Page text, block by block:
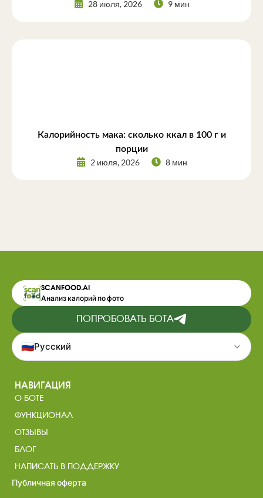
28 июля, 2026 9 мин
Калорийность мака: сколько ккал в 100 г и
порции
2 июля, 2026 8 мин
SCANFOOD.AI
Анализ калорий по фото
ПОПРОБОВАТЬ БОТА
🇷🇺Русский
НАВИГАЦИЯ
О БОТЕ
ФУНКЦИОНАЛ
ОТЗЫВЫ
БЛОГ
НАПИСАТЬ В ПОДДЕРЖКУ
Публичная оферта